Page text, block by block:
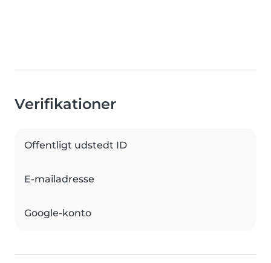
Verifikationer
Offentligt udstedt ID
E-mailadresse
Google-konto